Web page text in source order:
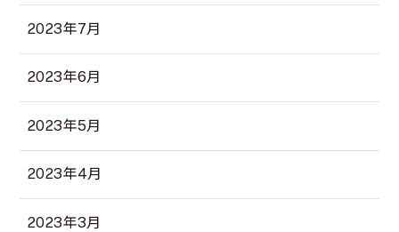
2023年7月
2023年6月
2023年5月
2023年4月
2023年3月